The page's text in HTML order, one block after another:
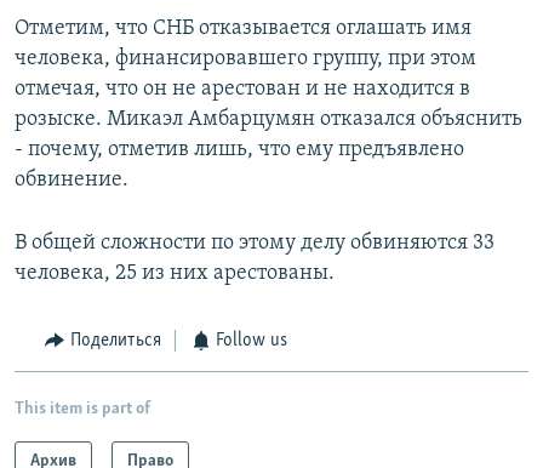
Отметим, что СНБ отказывается оглашать имя
человека, финансировавшего группу, при этом
отмечая, что он не арестован и не находится в
розыске. Микаэл Амбарцумян отказался объяснить
- почему, отметив лишь, что ему предъявлено
обвинение.
В общей сложности по этому делу обвиняются 33
человека, 25 из них арестованы.
Поделиться Follow us
This item is part of
Архив Право